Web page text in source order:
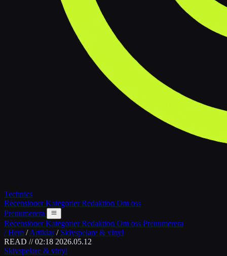
Technics
RecensionerKategorierRedaktion Om oss
Prenumerera
RecensionerKategorierRedaktion Om oss Prenumerera
/ Hem / Artiklar / Skivspelare & vinyl
READ // 02:18 2026.05.12
Skivspelare & vinyl